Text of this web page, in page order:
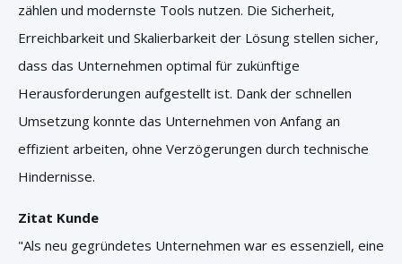
zählen und modernste Tools nutzen. Die Sicherheit,
Erreichbarkeit und Skalierbarkeit der Lösung stellen sicher,
dass das Unternehmen optimal für zukünftige
Herausforderungen aufgestellt ist. Dank der schnellen
Umsetzung konnte das Unternehmen von Anfang an
effizient arbeiten, ohne Verzögerungen durch technische
Hindernisse.
Zitat Kunde
"Als neu gegründetes Unternehmen war es essenziell, eine